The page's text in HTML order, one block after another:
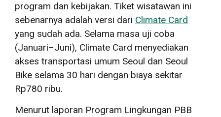
program dan kebijakan. Tiket wisatawan ini
sebenarnya adalah versi dari Climate Card
yang sudah ada. Selama masa uji coba
(Januari–Juni), Climate Card menyediakan
akses transportasi umum Seoul dan Seoul
Bike selama 30 hari dengan biaya sekitar
Rp780 ribu.
Menurut laporan Program Lingkungan PBB